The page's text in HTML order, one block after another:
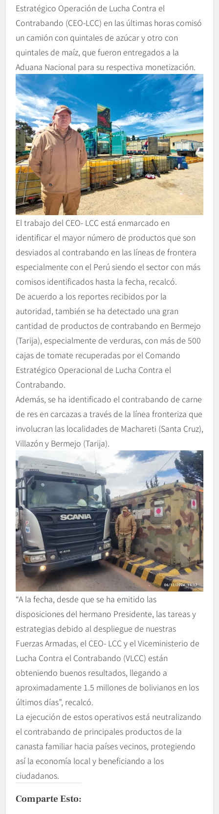
Estratégico Operación de Lucha Contra el
Contrabando (CEO-LCC) en las últimas horas comisó
un camión con quintales de azúcar y otro con
quintales de maíz, que fueron entregados a la
Aduana Nacional para su respectiva monetización.
El trabajo del CEO- LCC está enmarcado en
identificar el mayor número de productos que son
desviados al contrabando en las líneas de frontera
especialmente con el Perú siendo el sector con más
comisos identificados hasta la fecha, recalcó.
De acuerdo a los reportes recibidos por la
autoridad, también se ha detectado una gran
cantidad de productos de contrabando en Bermejo
(Tarija), especialmente de verduras, con más de 500
cajas de tomate recuperadas por el Comando
Estratégico Operacional de Lucha Contra el
Contrabando.
Además, se ha identificado el contrabando de carne
de res en carcazas a través de la línea fronteriza que
involucran las localidades de Machareti (Santa Cruz),
Villazón y Bermejo (Tarija).
“A la fecha, desde que se ha emitido las
disposiciones del hermano Presidente, las tareas y
estrategias debido al despliegue de nuestras
Fuerzas Armadas, el CEO- LCC y el Viceministerio de
Lucha Contra el Contrabando (VLCC) están
obteniendo buenos resultados, llegando a
aproximadamente 1.5 millones de bolivianos en los
últimos días”, recalcó.
La ejecución de estos operativos está neutralizando
el contrabando de principales productos de la
canasta familiar hacia países vecinos, protegiendo
así la economía local y beneficiando a los
ciudadanos.
Comparte Esto: